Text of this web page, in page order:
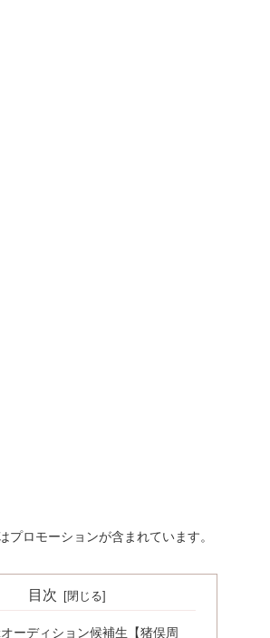
プロモーションが含まれています。
目次
ーディション候補生【猪俣周